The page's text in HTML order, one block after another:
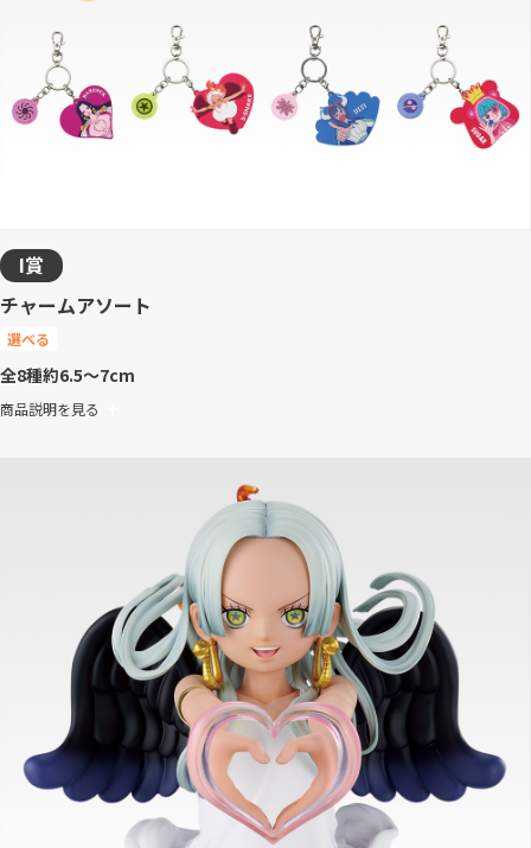
I賞
チャームアソート
選べる
全8種約6.5～7cm
商品説明を見る